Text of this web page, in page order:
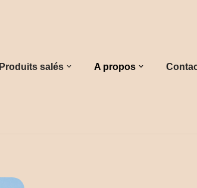
Produits salés A propos